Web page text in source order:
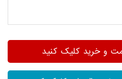
و خرید کلیک کنید